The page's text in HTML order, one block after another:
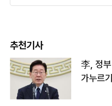
추천기사
李, 정
가누르